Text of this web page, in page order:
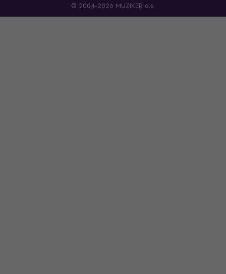
© 2004-2026 MUZIKER a.s.